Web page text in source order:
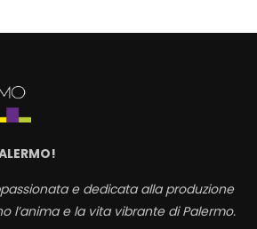
e dedicata alla produzione
l’anima e la vita vibrante di Palermo.